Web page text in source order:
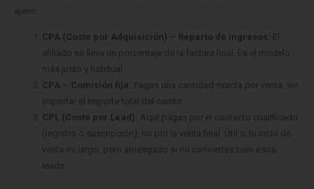
ajeno:
CPA (Coste por Adquisición) – Reparto de ingresos: El
afiliado se lleva un porcentaje de la factura final. Es el modelo
más justo y habitual.
CPA – Comisión fija:
Pagas una cantidad exacta por venta, sin
importar el importe total del carrito.
CPL (Coste por Lead):
Aquí pagas por el contacto cualificado
(registro o suscripción), no por la venta final. Útil si tu ciclo de
venta es largo, pero arriesgado si no conviertes bien esos
leads.